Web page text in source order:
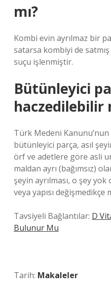
mı?
Kombi evin ayrılmaz bir
satarsa ​​kombiyi de
suçu işlenmiştir.
Bütünleyici
haczedilebilir
Türk Medeni
bütünleyici parça, asıl
örf ve adetlere göre asli
maldan ayrı (bağımsız)
şeyin ayrılması, o şey yok
veya yapısı
Tavsiyeli Bağlantılar: D
Bulunur Mu
Tarih: Makaleler